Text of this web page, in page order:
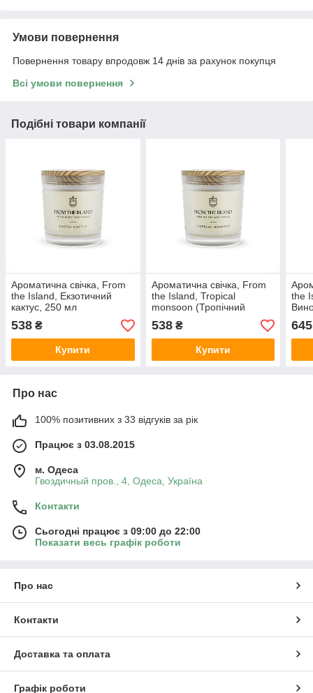
Умови повернення
Повернення товару впродовж 14 днів за рахунок покупця
Всі умови повернення
Подібні товари компанії
Ароматична свічка, From
the Island, Екзотичний
кактус, 250 мл
538 ₴
Купити
Ароматична свічка, From
the Island, Tropical
monsoon (Тропічний
Мусон), 250 мл
538₴
Купити
the
645
Про нас
100% позитивних з 33 відгуків за рік
Працює з 03.08.2015
м. Одеса
Гвоздичный пров., 4, Одеса, Україна
Контакти
Сьогодні працює з 09:00 до 22:00
Показати весь графік роботи
Про нас
Контакти
Доставка та оплата
Графік роботи